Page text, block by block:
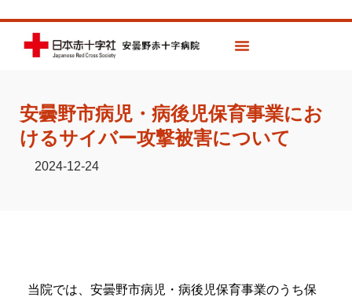
安曇野市病児・病後児保育事業にお
けるサイバー攻撃被害について
2024-12-24
当院では、安曇野市病児・病後児保育事業のうち保